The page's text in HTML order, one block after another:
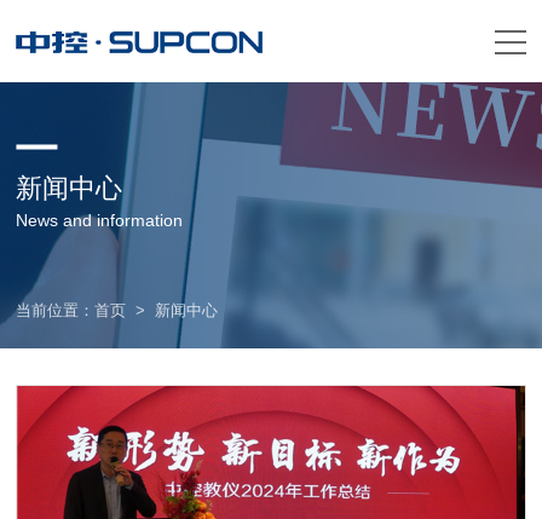
新闻中心
News and information
当前位置：首页 > 新闻中心